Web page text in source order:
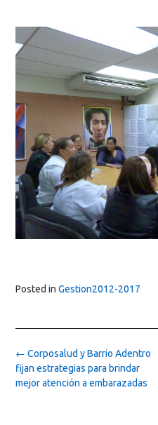
Posted in Gestion2012-2017
Post
navigation
← Corposalud y Barrio Adentro
fijan estrategias para brindar
mejor atención a embarazadas